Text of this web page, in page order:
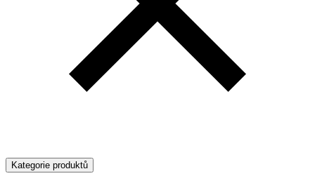
Kategorie produktů